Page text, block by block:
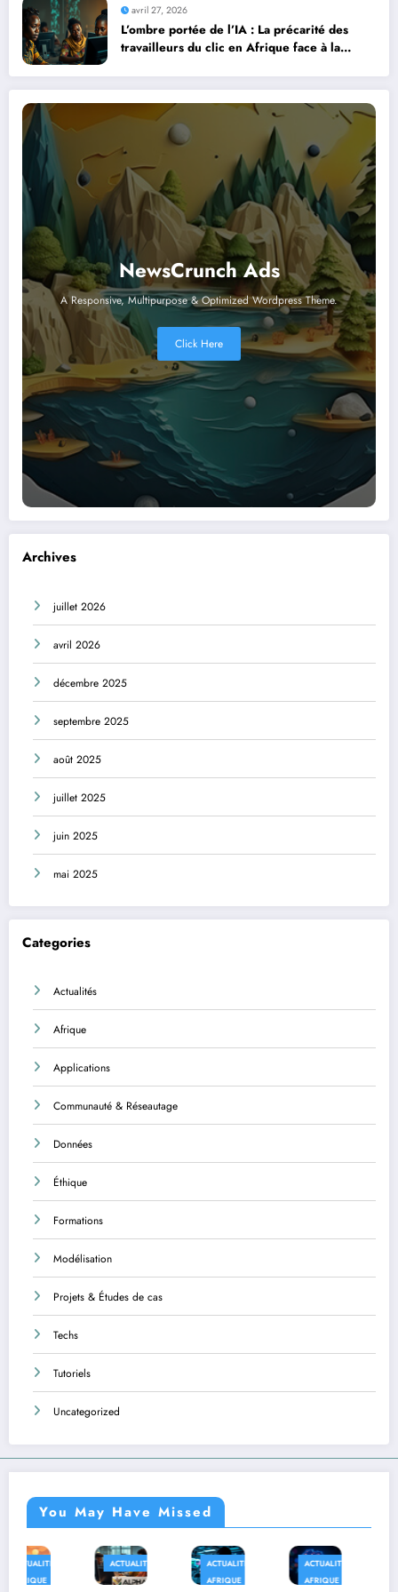
avril 27, 2026
L’ombre portée de l’IA : La précarité des
travailleurs du clic en Afrique face à la
NewsCrunch Ads
A Responsive, Multipurpose & Optimized Wordpress Theme.
Click Here
Archives
juillet 2026
avril 2026
décembre 2025
septembre 2025
août 2025
juillet 2025
juin 2025
mai 2025
Categories
Actualités
Afrique
Applications
Communauté & Réseautage
Données
Éthique
Formations
Modélisation
Projets & Études de cas
Techs
Tutoriels
Uncategorized
You May Have Missed
ACTUALITÉS
ACTUALITÉS
AFRIQUE
ACTUALITÉS
AFRIQUE
AFRIQUE
TECHS